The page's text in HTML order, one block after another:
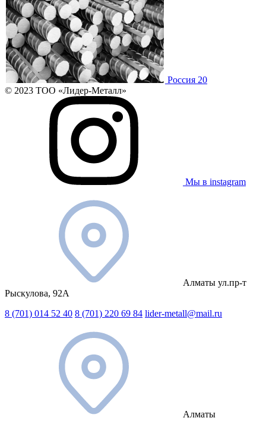
Россия 20
© 2023 ТОО «Лидер-Металл»
Мы в instagram
Алматы ул.пр-т
Рыскулова, 92А
8 (701) 014 52 40 8 (701) 220 69 84 lider-metall@mail.ru
Алматы